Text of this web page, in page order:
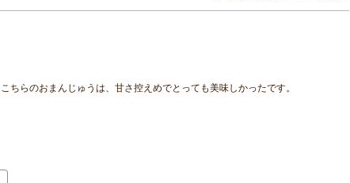
ちらのおまんじゅうは、甘さ控えめでとっても美味しかったです。